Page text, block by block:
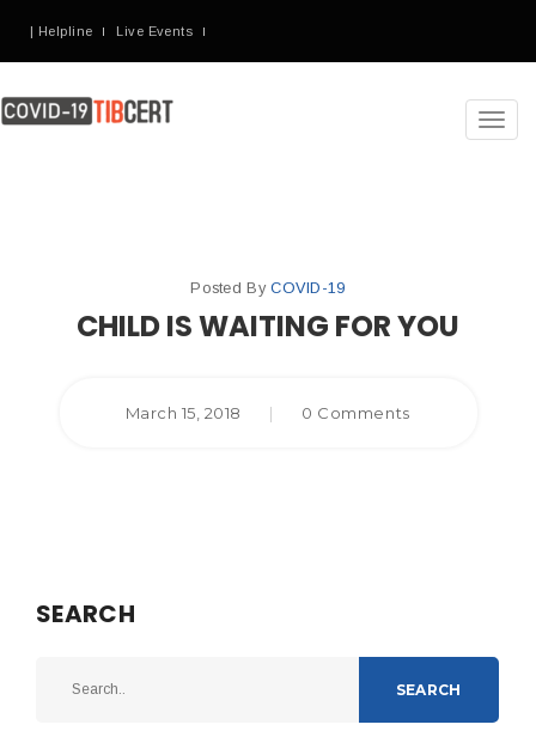
| Helpline Live Events
Posted ByCOVID-19
CHILD IS WAITING FOR YOU
March 15, 2018 | 0 Comments
SEARCH
SEARCH